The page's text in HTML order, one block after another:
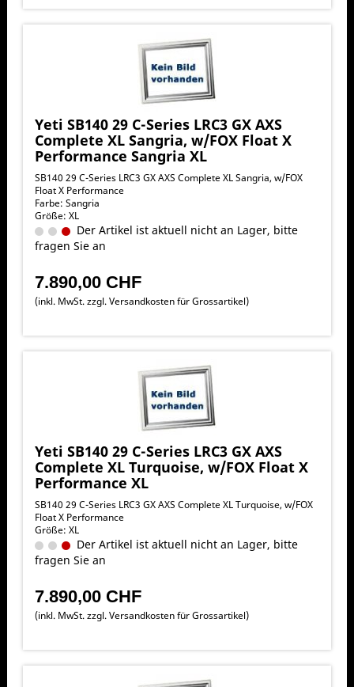
Yeti SB140 29 C-Series LRC3 GX AXS
Complete XL Sangria, w/FOX Float X
Performance Sangria XL
SB140 29 C-Series LRC3 GX AXS Complete XL Sangria, w/FOX
Float X Performance
Farbe: Sangria
Größe: XL
Der Artikel ist aktuell nicht an Lager, bitte
fragen Sie an
7.890,00 CHF
(inkl. MwSt. zzgl.Versandkosten für Grossartikel)
Yeti SB140 29 C-Series LRC3 GX AXS
Complete XL Turquoise, w/FOX Float X
Performance XL
SB140 29 C-Series LRC3 GX AXS Complete XL Turquoise, w/FOX
Float X Performance
Größe: XL
Der Artikel ist aktuell nicht an Lager, bitte
fragen Sie an
7.890,00 CHF
(inkl. MwSt. zzgl.Versandkosten für Grossartikel)